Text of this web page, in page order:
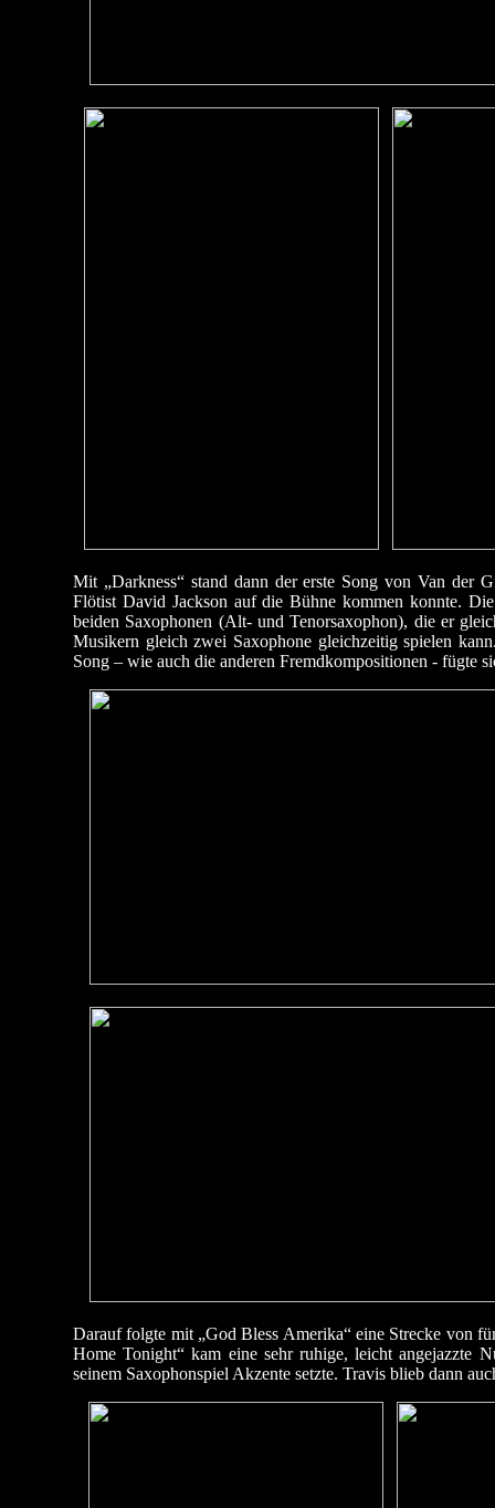
Mit „Darkness“ stand dann der erste Song von Van der
Flötist David Jackson auf die Bühne kommen konnte.
beiden Saxophonen (Alt- und Tenorsaxophon), die er
Musikern gleich zwei Saxophone gleichzeitig spielen
Song – wie auch die anderen Fremdkompositionen - fügte
Darauf folgte mit „God Bless Amerika“ eine Strecke von
Home Tonight“ kam eine sehr ruhige, leicht angejazzte
seinem Saxophonspiel Akzente setzte. Travis blieb dann